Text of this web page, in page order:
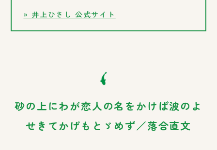
砂の上にわが恋人の名をかけば波のよ
せきてかげもと ゞ めず／落合直文
» 井上ひさし 公式サイト